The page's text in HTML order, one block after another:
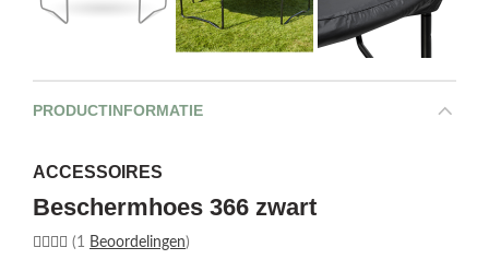
PRODUCTINFORMATIE
ACCESSOIRES
Beschermhoes 366 zwart
(1 Beoordelingen)